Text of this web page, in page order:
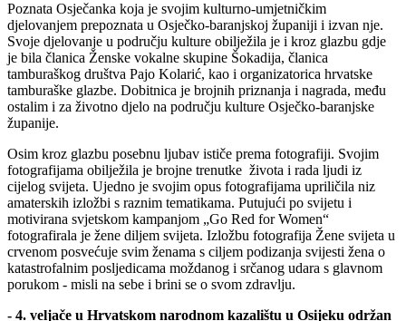
Poznata Osječanka koja je svojim kulturno-umjetničkim
djelovanjem prepoznata u Osječko-baranjskoj županiji i izvan nje.
Svoje djelovanje u području kulture obilježila je i kroz glazbu gdje
je bila članica Ženske vokalne skupine Šokadija, članica
tamburaškog društva Pajo Kolarić, kao i organizatorica hrvatske
tamburaške glazbe. Dobitnica je brojnih priznanja i nagrada, među
ostalim i za životno djelo na području kulture Osječko-baranjske
županije.
Osim kroz glazbu posebnu ljubav ističe prema fotografiji. Svojim
fotografijama obilježila je brojne trenutke života i rada ljudi iz
cijelog svijeta. Ujedno je svojim opus fotografijama upriličila niz
amaterskih izložbi s raznim tematikama. Putujući po svijetu i
motivirana svjetskom kampanjom „Go Red for Women“
fotografirala je žene diljem svijeta. Izložbu fotografija Žene svijeta u
crvenom posvećuje svim ženama s ciljem podizanja svijesti žena o
katastrofalnim posljedicama moždanog i srčanog udara s glavnom
porukom - misli na sebe i brini se o svom zdravlju.
- 4. veljače u Hrvatskom narodnom kazalištu u Osijeku održan